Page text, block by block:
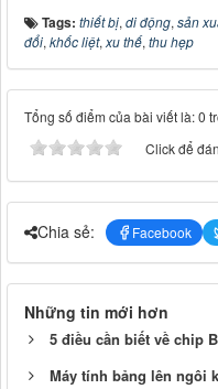
Tags: thiết bị, di động, sản
đổi, khốc liệt, xu thế, thu hẹp
Tổng số điểm của bài viết là: 0
Click để
Chia sẻ: Facebook
Những tin mới hơn
5 điều cần biết về chip
Máy tính bảng lên ngôi